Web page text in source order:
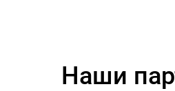
Наши